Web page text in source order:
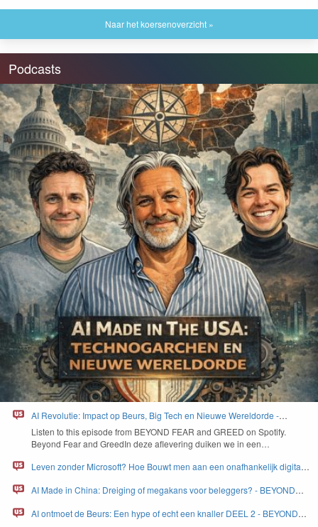
Naar het koersenoverzicht »
Podcasts
AI Revolutie: Impact op Beurs, Big Tech en Nieuwe Wereldorde -
BEYOND FEAR and GREED
Lis­ten to this episode from BEYOND FEAR and GREED on Spo­ti­fy.
Beyond Fear and Greed­In deze aflev­er­ing duiken we in een…
Leven zonder Microsoft? Hoe Bouwt men aan een onafhankelijk digitaal
AI Made in China: Dreiging of megakans voor beleggers? - BEYOND
AI ontmoet de Beurs: Een hype of echt een knaller DEEL 2 - BEYOND